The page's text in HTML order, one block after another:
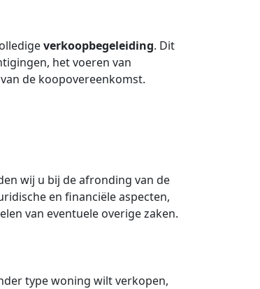
verkoopbegeleiding. Dit
het voeren van
de koopovereenkomst.
wij u bij de afronding van de
en financiële aspecten,
van eventuele overige zaken.
type woning wilt verkopen,